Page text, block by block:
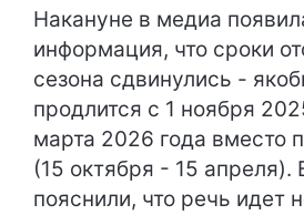
Накануне в медиа
информация, что сроки
сезона сдвинулись -
продлится с 1 ноября
марта 2026 года вместо
(15 октября - 15 апреля).
пояснили, что речь идет